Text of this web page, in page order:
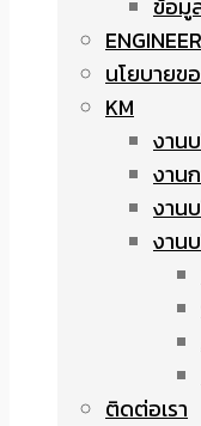
ข้อมู
นโยบายข
KM
งาน
งาน
งาน
งาน
ติดต่อเรา